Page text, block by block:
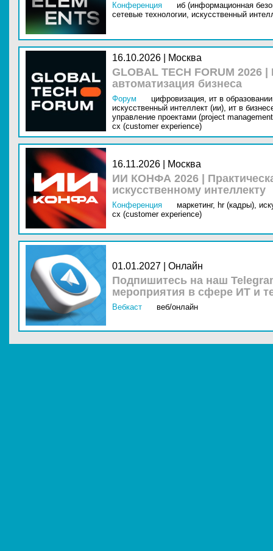
Конференция
иб (информационная
сетевые технологии, искусственный
16.10.2026 | Москва
GLOBAL TECH FORUM
автоматизация бизнеса
Форум цифровизация, ит в
искусственный интеллект (ии), ит в
управление проектами (project
cx (customer experience)
16.11.2026 | Москва
ИИ КОНФА 2026 |
искусственному интеллекту
Конференция маркетинг, hr (кадры),
cx (customer experience)
01.01.2027 | Онлайн
Подпишитесь на наш
мероприятия в сфере ИТ и
Вебкаст веб/онлайн